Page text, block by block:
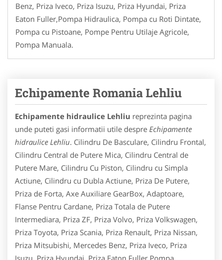
Benz, Priza Iveco, Priza Isuzu, Priza Hyundai, Priza
Eaton Fuller,Pompa Hidraulica, Pompa cu Roti Dintate,
Pompa cu Pistoane, Pompe Pentru Utilaje Agricole,
Pompa Manuala.
Echipamente Romania Lehliu
Echipamente hidraulice Lehliu reprezinta pagina
unde puteti gasi informatii utile despre Echipamente
hidraulice Lehliu. Cilindru De Basculare, Cilindru Frontal,
Cilindru Central de Putere Mica, Cilindru Central de
Putere Mare, Cilindru Cu Piston, Cilindru cu Simpla
Actiune, Cilindru cu Dubla Actiune, Priza De Putere,
Priza de Forta, Axe Auxiliare GearBox, Adaptoare,
Flanse Pentru Cardane, Priza Totala de Putere
Intermediara, Priza ZF, Priza Volvo, Priza Volkswagen,
Priza Toyota, Priza Scania, Priza Renault, Priza Nissan,
Priza Mitsubishi, Mercedes Benz, Priza Iveco, Priza
Isuzu, Priza Hyundai, Priza Eaton Fuller,Pompa